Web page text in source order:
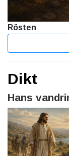
Rösten
Dikt
Hans